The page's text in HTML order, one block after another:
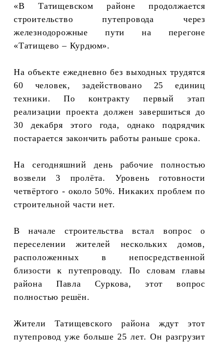
«В Татищевском районе продолжается
строительство путепровода через
железнодорожные пути на перегоне
«Татищево – Курдюм».
На объекте ежедневно без выходных трудятся
60 человек, задействовано 25 единиц
техники. По контракту первый этап
реализации проекта должен завершиться до
30 декабря этого года, однако подрядчик
постарается закончить работы раньше срока.
На сегодняшний день рабочие полностью
возвели 3 пролёта. Уровень готовности
четвёртого - около 50%. Никаких проблем по
строительной части нет.
В начале строительства встал вопрос о
переселении жителей нескольких домов,
расположенных в непосредственной
близости к путепроводу. По словам главы
района Павла Суркова, этот вопрос
полностью решён.
Жители Татищевского района ждут этот
путепровод уже больше 25 лет. Он разгрузит